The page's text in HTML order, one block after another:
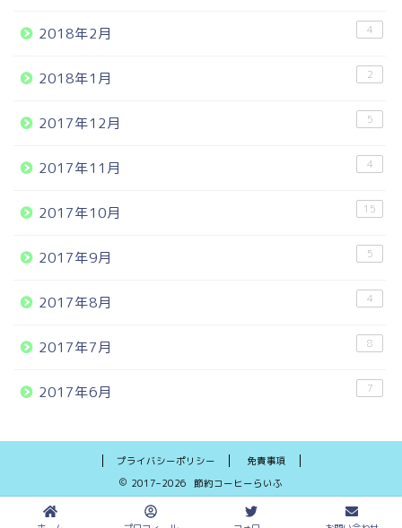
2018年2月 4
2018年1月 2
2017年12月 5
2017年11月 4
2017年10月 15
2017年9月 5
2017年8月 4
2017年7月 8
2017年6月 7
プライバシーポリシー
免責事項
2017–2026 節約コーヒーらいふ